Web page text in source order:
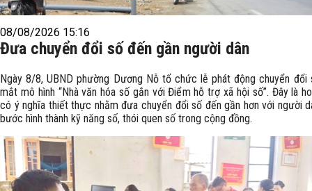
08/08/2026 15:16
Đưa chuyển đổi số đến gần người dân
Ngày 8/8, UBND phường Dương Nỗ tổ chức lễ phát động chuyển đổi
mắt mô hình “Nhà văn hóa số gắn với Điểm hỗ trợ xã hội số”. Đây là
có ý nghĩa thiết thực nhằm đưa chuyển đổi số đến gần hơn với người
bước hình thành kỹ năng số, thói quen số trong cộng đồng.